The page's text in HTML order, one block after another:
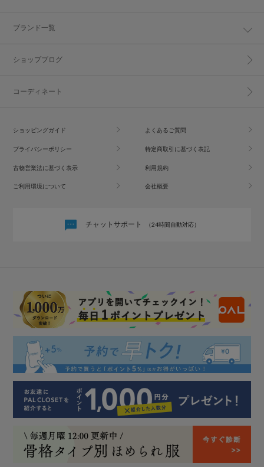
ブランド一覧
ショップブログ
コーディネート
ショッピングガイド よくあるご質問
プライバシーポリシー 特定商取引に基づく表記
古物営業法に基づく表示 利用規約
ご利用環境について 会社概要
チャットサポート （24時間自動対応）